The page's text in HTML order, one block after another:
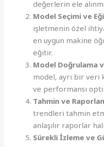
değerlerin ele
Model Seçimi ve
işletmenin özel
en uygun makine
eğitir.
Model Doğrulama
model, ayrı bir veri
ve performansı
Tahmin ve
trendleri tahmin
anlaşılır raporlar
Sürekli İzleme ve